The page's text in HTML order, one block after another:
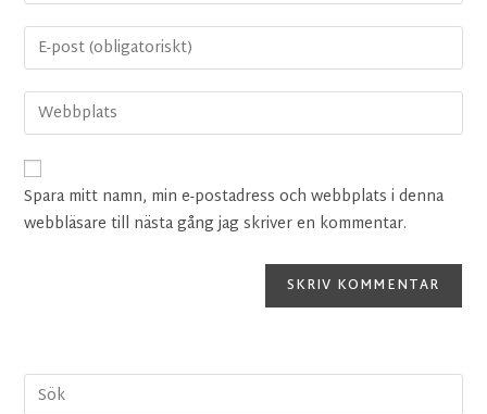
Spara mitt namn, min e-postadress och webbplats i denna
webbläsare till nästa gång jag skriver en kommentar.